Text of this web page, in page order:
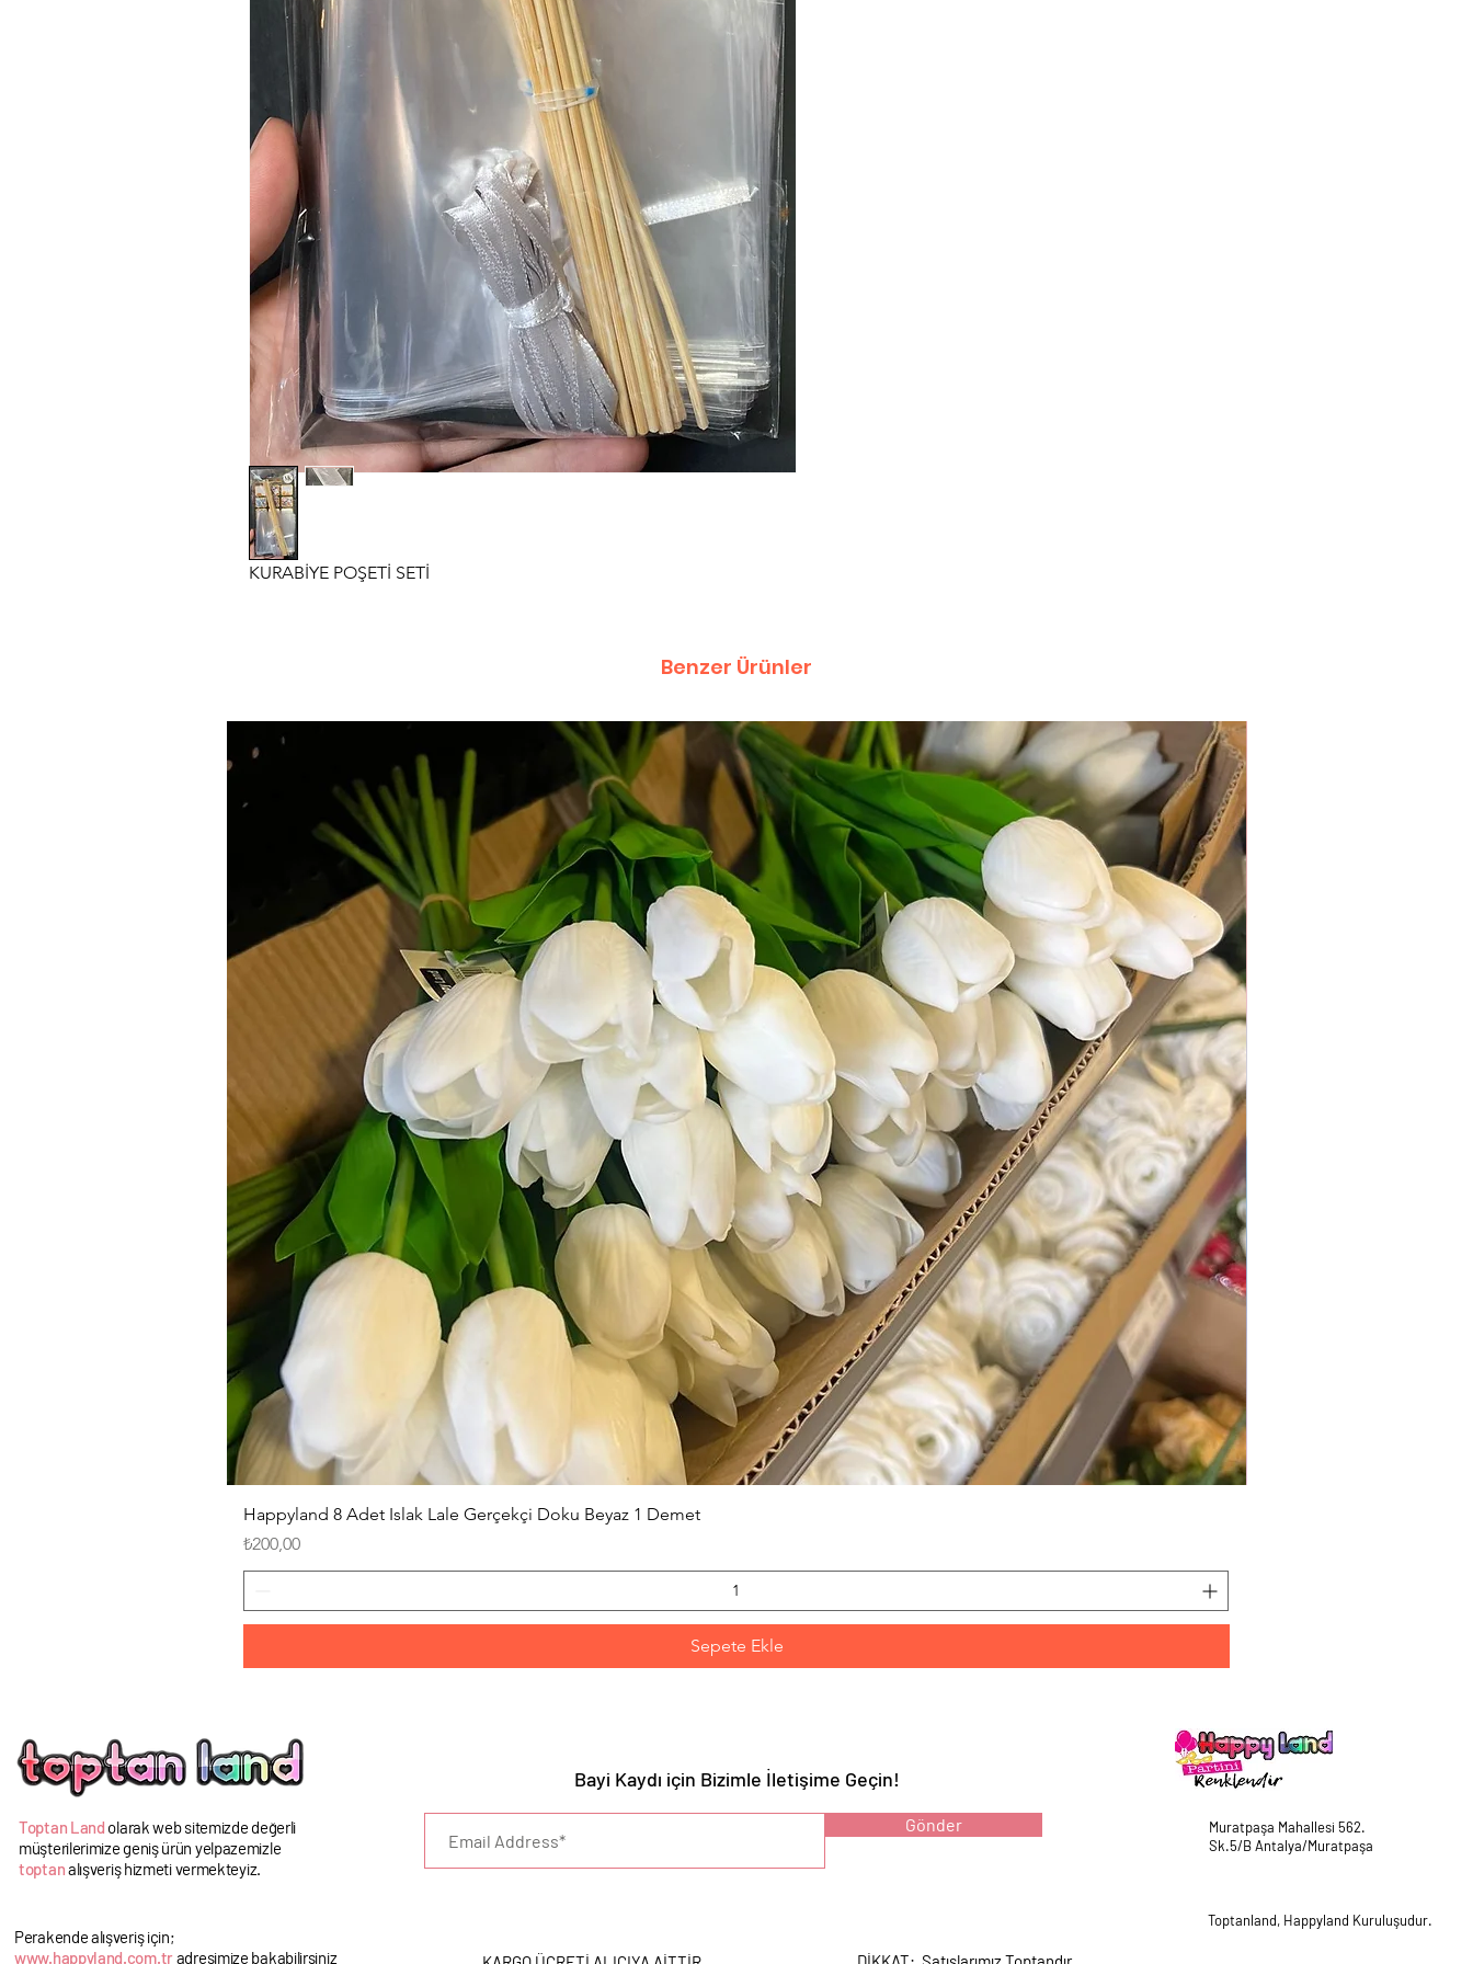
KURABİYE POŞETİ SETİ
Benzer Ürünler
Happyland 8 Adet Islak Lale Gerçekçi Doku Beyaz 1 Demet
Fiyat
₺200,00
Sepete Ekle
Toptan Land olarak web sitemizde değerli
müşterilerimize geniş ürün yelpazemizle
toptanalışveriş hizmeti vermekteyiz.
Perakende alışveriş için;
www.happyland.com.tradresimize bakabilirsiniz
UYARI :
Bayi Kaydı için Bizimle İletişime Geçin!
Gönder
Muratpaşa Mahallesi 562.
Sk.5/B Antalya/Muratpaşa
Toptanland, Happyland Kuruluşudur.